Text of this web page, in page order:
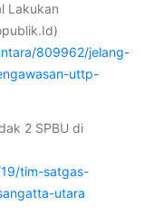
Lakukan
809962/jelang-
uttp-
2 SPBU di
tim-satgas-
utara